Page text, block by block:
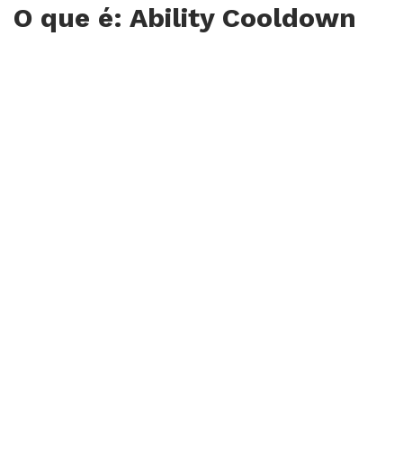
O que é: Ability Cooldown